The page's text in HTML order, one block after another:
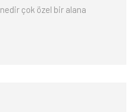
çok özel bir alana